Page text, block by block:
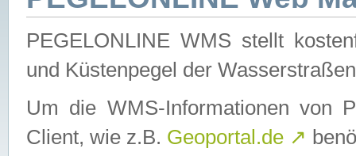
PEGELONLINE WMS stellt
und Küstenpegel der
Um die WMS-Informationen von
Client, wie z.B. Geoportal.de ↗